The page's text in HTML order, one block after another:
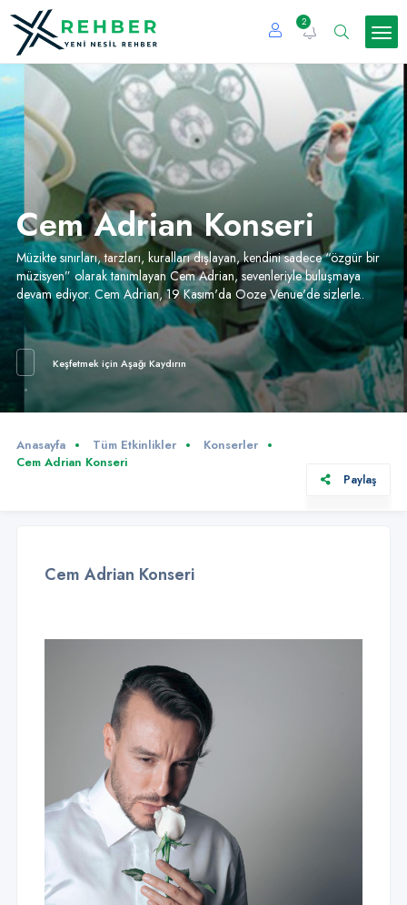
2
Cem Adrian Konseri
Müzikte sınırları, tarzları, kuralları dışlayan, kendini sadece “özgür bir
müzisyen” olarak tanımlayan Cem Adrian, sevenleriyle buluşmaya
devam ediyor. Cem Adrian, 19 Kasım'da Ooze Venue'de sizlerle..
Keşfetmek için Aşağı Kaydırın
Anasayfa Tüm Etkinlikler
Konserler
Cem Adrian Konseri
Paylaş
Cem Adrian Konseri